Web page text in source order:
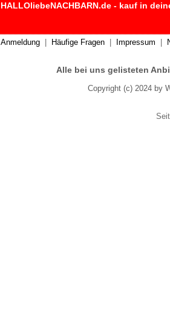
HALLOliebeNACHBARN.de - kauf in
Anmeldung| Häufige Fragen| Impressum
Alle bei uns gelisteten
Copyright (c) 2024 by